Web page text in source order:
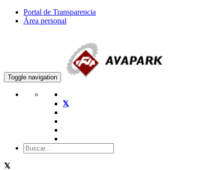
Portal de Transparencia
Área personal
Toggle navigation